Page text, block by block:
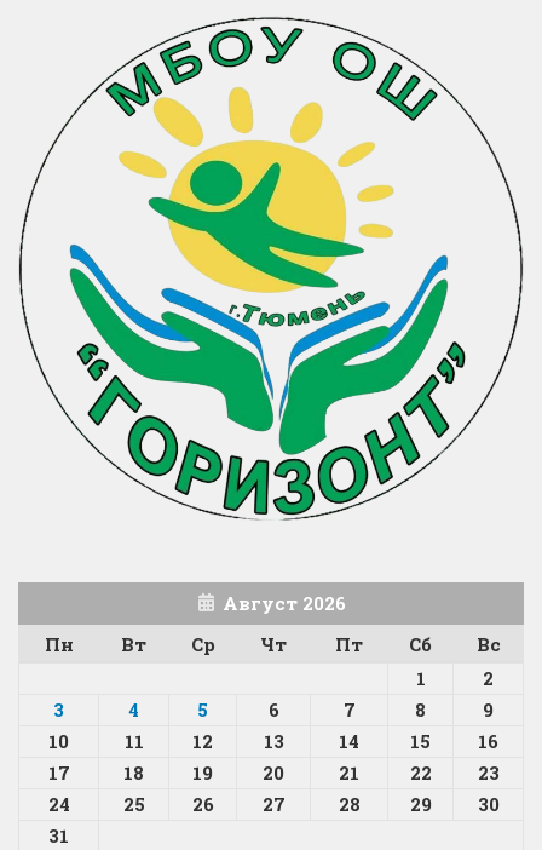
Август 2026
Пн
Вт Ср Чт Пт Сб
Вс
1
2
3
4 5 6 7 8
9
10
11 12 13 14 15
16
17
18 19 20 21 22
23
24
25 26 27 28 29
30
31